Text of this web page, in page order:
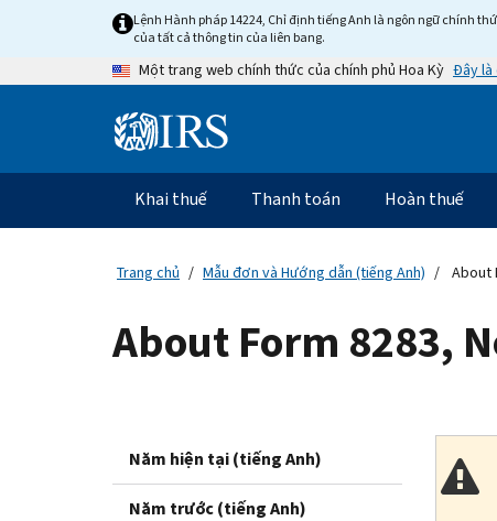
content
Lệnh Hành pháp 14224, Chỉ định tiếng Anh là ngôn ngữ chính
của tất cả thông tin của liên bang.
Một trang web chính thức của chính phủ Hoa Kỳ Đây là
Information
Điều
hướng
chính
Khai thuế Thanh toán Hoàn thuế
Trang chủ Mẫu đơn và Hướng dẫn (tiếng Anh) About
About Form 8283,
Năm hiện tại (tiếng Anh)
Năm trước (tiếng Anh)